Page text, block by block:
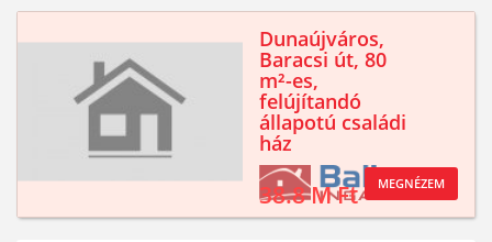
Dunaújváros,
Baracsi út, 80
m²-es,
felújítandó
állapotú családi
ház
38.8 M Ft MEGNÉZEM